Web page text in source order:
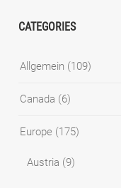
CATEGORIES
Allgemein (109)
Canada (6)
Europe (175)
Austria (9)